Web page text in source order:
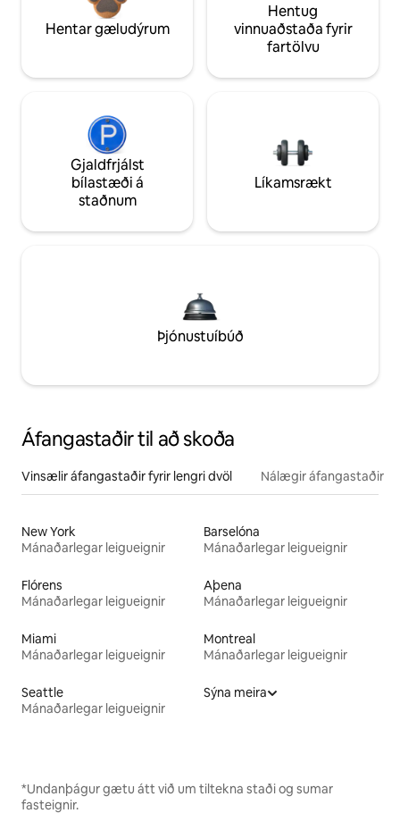
Hentar gæludýrum
Hentug
vinnuaðstaða fyrir
fartölvu
Gjaldfrjálst
bílastæði á
staðnum
Líkamsrækt
Þjónustuíbúð
Áfangastaðir til að skoða
Vinsælir áfangastaðir fyrir lengri dvöl Nálægir áfangastaðir
New York
Mánaðarlegar leigueignir
Barselóna
Mánaðarlegar leigueignir
Flórens
Mánaðarlegar leigueignir
Aþena
Mánaðarlegar leigueignir
Miami
Mánaðarlegar leigueignir
Montreal
Mánaðarlegar leigueignir
Seattle
Mánaðarlegar leigueignir
Sýna meira
*Undanþágur gætu átt við um tiltekna staði og sumar
fasteignir.